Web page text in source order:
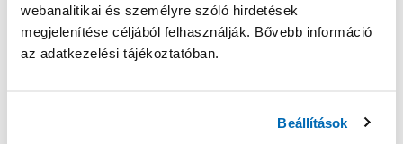
webanalitikai és személyre szóló hirdetések
megjelenítése céljából felhasználják. Bővebb információ
az adatkezelési tájékoztatóban.
Beállítások